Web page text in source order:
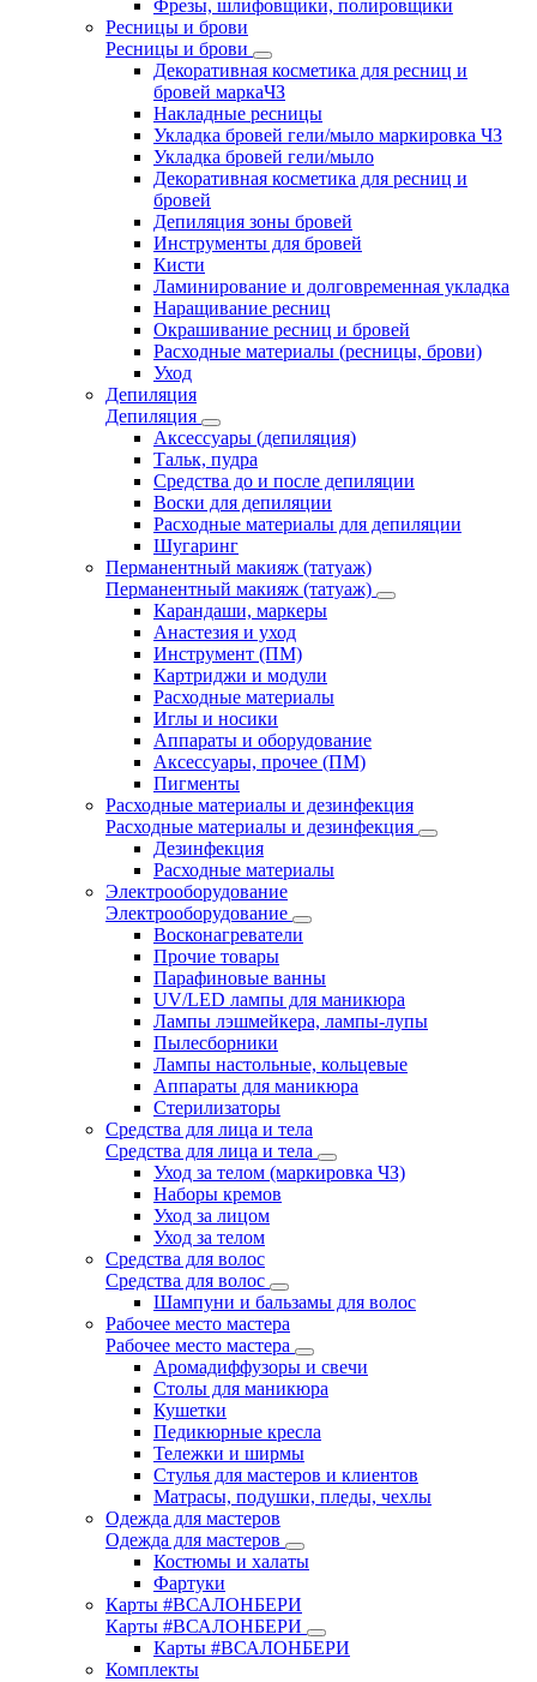
Фрезы, шлифовщики, полировщики
Ресницы и брови
Ресницы и брови
Декоративная косметика для ресниц и
бровей маркаЧЗ
Накладные ресницы
Укладка бровей гели/мыло маркировка ЧЗ
Укладка бровей гели/мыло
Декоративная косметика для ресниц и
бровей
Депиляция зоны бровей
Инструменты для бровей
Кисти
Ламинирование и долговременная укладка
Наращивание ресниц
Окрашивание ресниц и бровей
Расходные материалы (ресницы, брови)
Уход
Депиляция
Депиляция
Аксессуары (депиляция)
Тальк, пудра
Средства до и после депиляции
Воски для депиляции
Расходные материалы для депиляции
Шугаринг
Перманентный макияж (татуаж)
Перманентный макияж (татуаж)
Карандаши, маркеры
Анастезия и уход
Инструмент (ПМ)
Картриджи и модули
Расходные материалы
Иглы и носики
Аппараты и оборудование
Аксессуары, прочее (ПМ)
Пигменты
Расходные материалы и дезинфекция
Расходные материалы и дезинфекция
Дезинфекция
Расходные материалы
Электрооборудование
Электрооборудование
Восконагреватели
Прочие товары
Парафиновые ванны
UV/LED лампы для маникюра
Лампы лэшмейкера, лампы-лупы
Пылесборники
Лампы настольные, кольцевые
Аппараты для маникюра
Стерилизаторы
Средства для лица и тела
Средства для лица и тела
Уход за телом (маркировка ЧЗ)
Наборы кремов
Уход за лицом
Уход за телом
Средства для волос
Средства для волос
Шампуни и бальзамы для волос
Рабочее место мастера
Рабочее место мастера
Аромадиффузоры и свечи
Столы для маникюра
Кушетки
Педикюрные кресла
Тележки и ширмы
Стулья для мастеров и клиентов
Матрасы, подушки, пледы, чехлы
Одежда для мастеров
Одежда для мастеров
Костюмы и халаты
Фартуки
Карты #ВСАЛОНБЕРИ
Карты #ВСАЛОНБЕРИ
Карты #ВСАЛОНБЕРИ
Комплекты